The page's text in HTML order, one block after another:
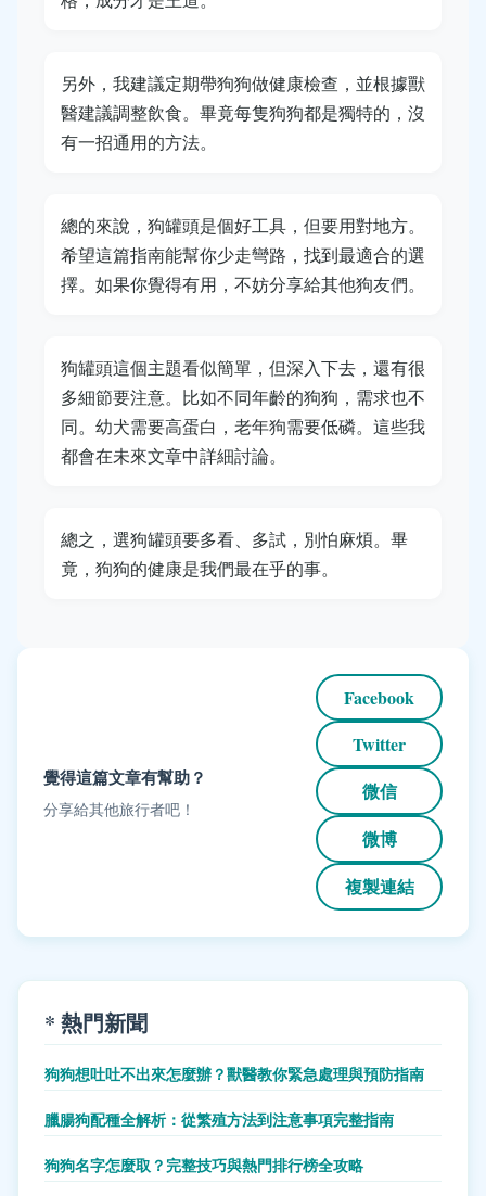
另外，我建議定期帶狗狗做健康檢查，並根據獸
醫建議調整飲食。畢竟每隻狗狗都是獨特的，沒
有一招通用的方法。
總的來說，狗罐頭是個好工具，但要用對地方。
希望這篇指南能幫你少走彎路，找到最適合的選
擇。如果你覺得有用，不妨分享給其他狗友們。
狗罐頭這個主題看似簡單，但深入下去，還有很
多細節要注意。比如不同年齡的狗狗，需求也不
同。幼犬需要高蛋白，老年狗需要低磷。這些我
都會在未來文章中詳細討論。
總之，選狗罐頭要多看、多試，別怕麻煩。畢
竟，狗狗的健康是我們最在乎的事。
覺得這篇文章有幫助？
分享給其他旅行者吧！
Facebook
Twitter
微信
微博
複製連結
* 熱門新聞
狗狗想吐吐不出來怎麼辦？獸醫教你緊急處理與預防指南
臘腸狗配種全解析：從繁殖方法到注意事項完整指南
狗狗名字怎麼取？完整技巧與熱門排行榜全攻略